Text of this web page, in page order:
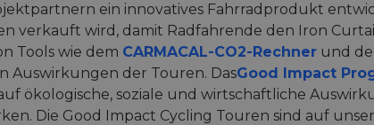
ein innovatives Fahrradprodukt
verkauft wird, damit Radfahrende den Iron
Tools wie dem CARMACAL-CO2-Rechner und
Auswirkungen der Touren. DasGood Impact
ökologische, soziale und wirtschaftliche
Die Good Impact Cycling Touren sind auf